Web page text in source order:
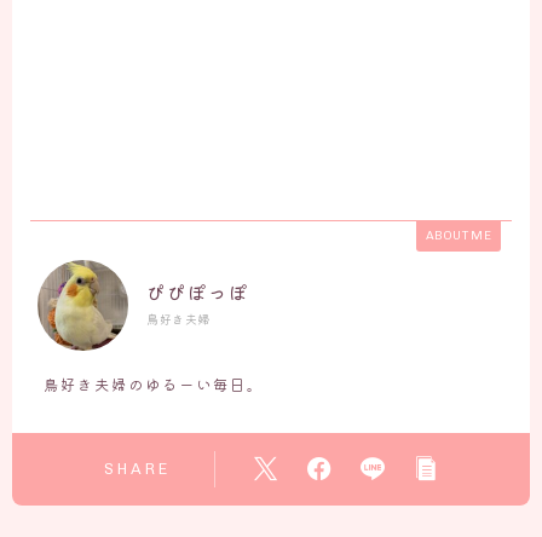
ABOUT ME
ぴぴぽっぽ
鳥好き夫婦
鳥好き夫婦のゆるーい毎日。
SHARE